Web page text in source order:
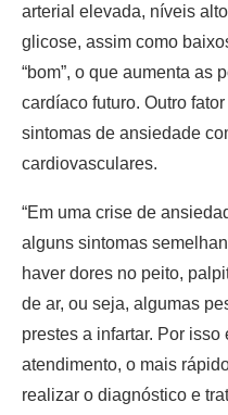
arterial elevada, níveis
glicose, assim como
“bom”, o que aumenta as
cardíaco futuro. Outro
sintomas de ansiedade
cardiovasculares.
“Em uma crise de
alguns sintomas
haver dores no peito,
de ar, ou seja, algumas
prestes a infartar. Por
atendimento, o mais
realizar o diagnóstico e